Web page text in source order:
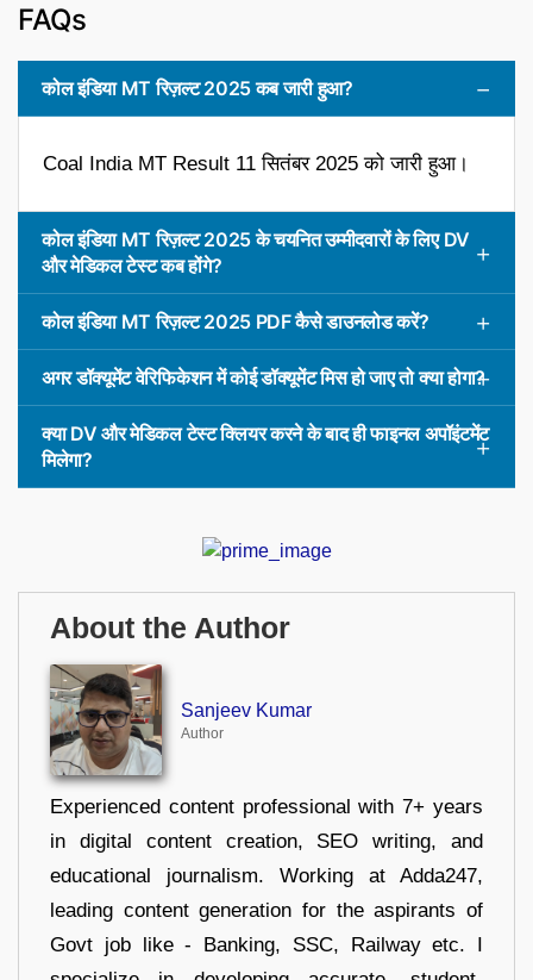
FAQs
कोल इंडिया MT रिज़ल्ट 2025 कब जारी हुआ?
Coal India MT Result 11 सितंबर 2025 को जारी हुआ।
कोल इंडिया MT रिज़ल्ट 2025 के चयनित उम्मीदवारों के लिए DV
और मेडिकल टेस्ट कब होंगे?
कोल इंडिया MT रिज़ल्ट 2025 PDF कैसे डाउनलोड करें?
अगर डॉक्यूमेंट वेरिफिकेशन में कोई डॉक्यूमेंट मिस हो जाए तो क्या होगा?
क्या DV और मेडिकल टेस्ट क्लियर करने के बाद ही फाइनल अपॉइंटमेंट
मिलेगा?
About the Author
Sanjeev Kumar
Author
Experienced content professional with 7+ years
in digital content creation, SEO writing, and
educational journalism. Working at Adda247,
leading content generation for the aspirants of
Govt job like - Banking, SSC, Railway etc. I